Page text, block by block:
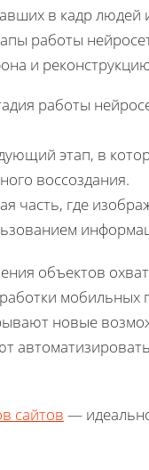
в кадр
работы
и
работы
этап, в
воссоздания.
часть, где
объектов
новые
сайтов —